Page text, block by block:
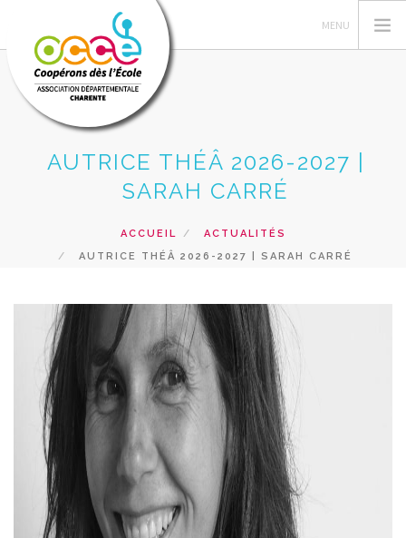
GÉRER SA COOPÉRATIVE
ACTIONS PÉDAGOGIQUES
RECHERCHER
CONTACT
AUTRICE THÉÂ 2026-2027 |
SARAH CARRÉ
ACCUEIL
ACTUALITÉS
AUTRICE THÉÂ 2026-2027 | SARAH CARRÉ